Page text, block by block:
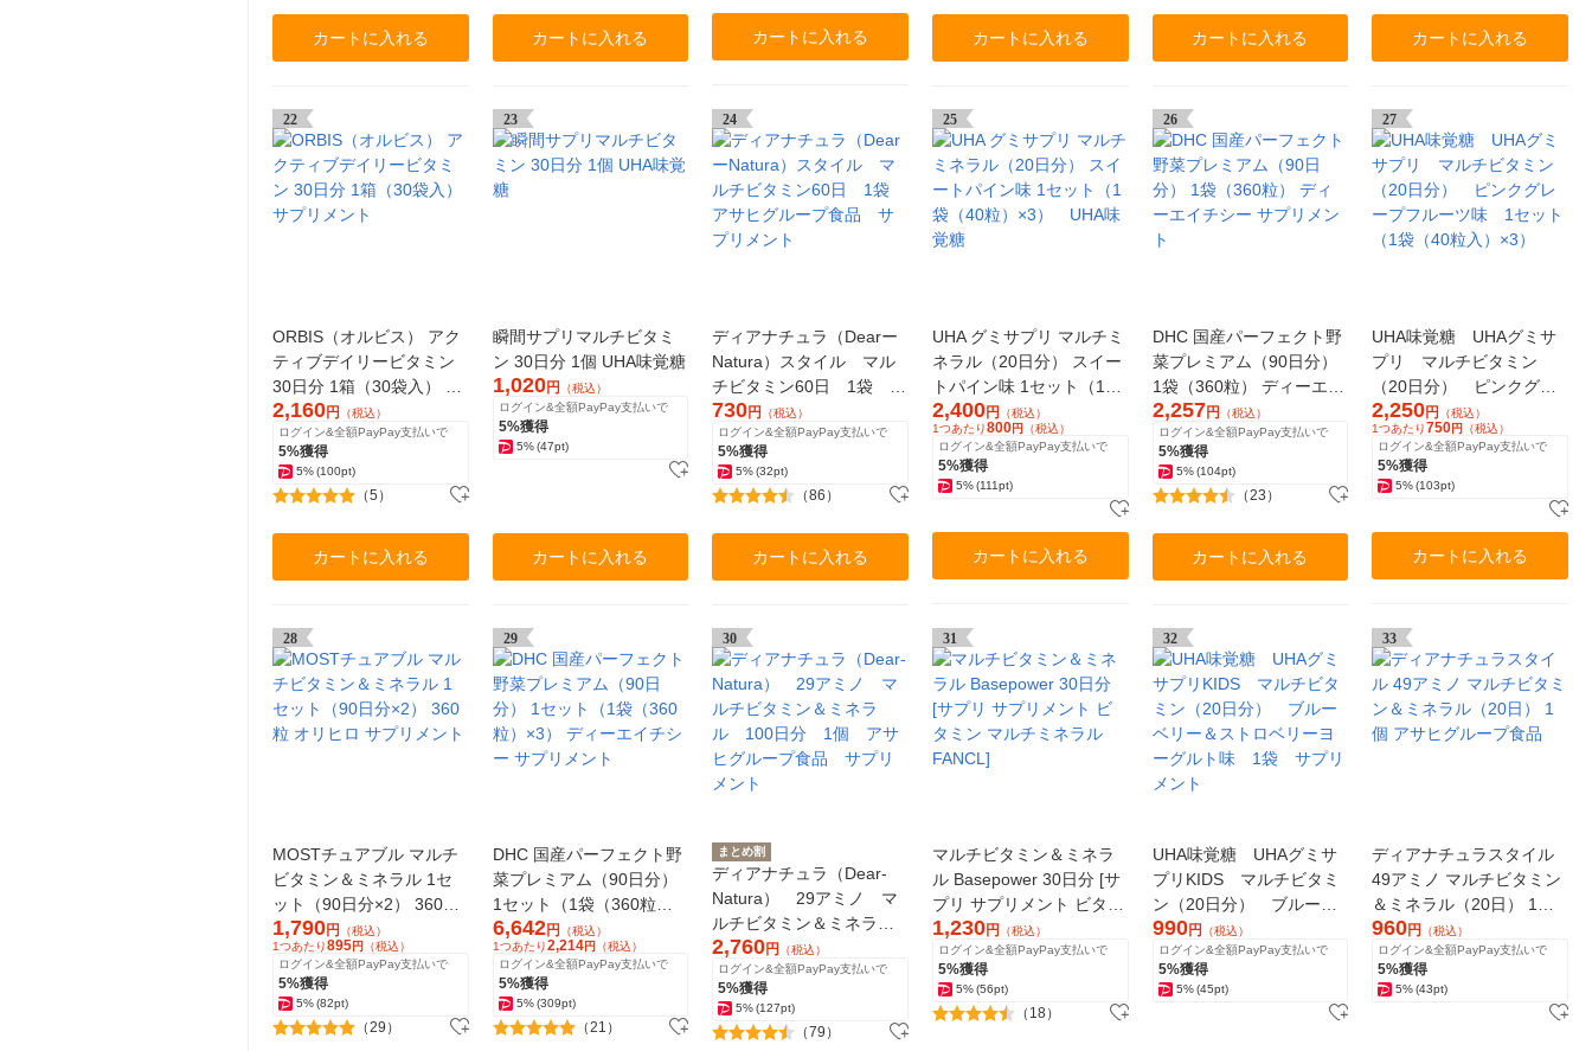
カートに入れる カートに入れる カートに入れる カートに入れる カートに入れる カートに入れる
22
ORBIS（オルビス） アク
ティブデイリービタミン
30日分 1箱（30袋入） サ
プリメント
2,160円 （税込）
ログイン&全額PayPay支払いで
5%獲得
5%(100pt)
（5）
カートに入れる
23
瞬間サプリマルチビタミ
ン 30日分 1個 UHA味覚糖
1,020円 （税込）
ログイン&全額PayPay支払いで
5%獲得
5% (47pt)
カートに入れる
24
ディアナチュラ（Dearー
Natura）スタイル マル
チビタミン60日 1袋 ア
サヒグループ食品 サプ
リメント
730円
（税込）
ログイン&全額PayPay支払いで
5%獲得
5% (32pt)
（86）
カートに入れる
25
UHA グミサプリ マルチミ
ネラル（20日分） スイー
トパイン味 1セット（1袋
（40粒）×3） UHA味覚
糖
2,400円 （税込）
1つあたり800円 （税込）
ログイン&全額PayPay支払いで
5%獲得
5%(111pt)
カートに入れる
26
DHC 国産パーフェクト野
菜プレミアム（90日分）
1袋（360粒） ディーエイ
チシー サプリメント
2,257円 （税込）
ログイン&全額PayPay支払いで
5%獲得
5% (104pt)
（23）
カートに入れる
27
UHA味覚糖 UHAグミサ
プリ マルチビタミン
（20日分） ピンクグレ
ープフルーツ味 1セット
（1袋（40粒入）×3）
2,250円
（税込）
1つあたり750円
（税込）
ログイン&全額PayPay支払いで
5%獲得
5% (103pt)
カートに入れる
28
MOSTチュアブル マルチ
ビタミン＆ミネラル 1セ
ット（90日分×2） 360粒
オリヒロ サプリメント
1,790円
（税込）
1つあたり895円 （税込）
ログイン&全額PayPay支払いで
5%獲得
5%(82pt)
（29）
29
DHC 国産パーフェクト野
菜プレミアム（90日分）
1セット（1袋（360粒）
×3） ディーエイチシー サ
プリメント
6,642円
（税込）
1つあたり2,214円 （税込）
ログイン&全額PayPay支払いで
5%獲得
5% (309pt)
（21）
30
まとめ割
ディアナチュラ（Dear-
Natura） 29アミノ マ
ルチビタミン＆ミネラ
ル 100日分 1個 アサ
ヒグループ食品 サプリ
メント
2,760円
（税込）
ログイン&全額PayPay支払いで
5%獲得
5% (127pt)
（79）
31
マルチビタミン＆ミネラ
ル Basepower 30日分 [サ
プリ サプリメント ビタミ
ン マルチミネラル
FANCL]
1,230円
（税込）
ログイン&全額PayPay支払いで
5%獲得
5%(56pt)
（18）
32
UHA味覚糖 UHAグミサ
プリKIDS マルチビタミ
ン（20日分） ブルーベ
リー＆ストロベリーヨー
グルト味 1袋 サプリメ
ント
990円
（税込）
ログイン&全額PayPay支払いで
5%獲得
5% (45pt)
33
ディアナチュラスタイル
49アミノ マルチビタミン
＆ミネラル（20日） 1個
アサヒグループ食品
960円
（税込）
ログイン&全額PayPay支払いで
5%獲得
5% (43pt)